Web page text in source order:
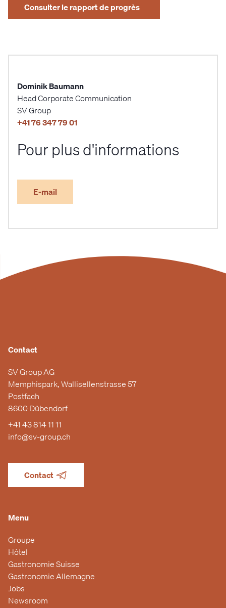
Consulter le rapport de progrès
Dominik Baumann
Head Corporate Communication
SV Group
+41 76 347 79 01
Pour plus d'informations
E-mail
Contact
SV Group AG
Memphispark, Wallisellenstrasse 57
Postfach
8600 Dübendorf
+41 43 814 11 11
info@sv-group.ch
Contact
Menu
Groupe
Hôtel
Gastronomie Suisse
Gastronomie Allemagne
Jobs
Newsroom